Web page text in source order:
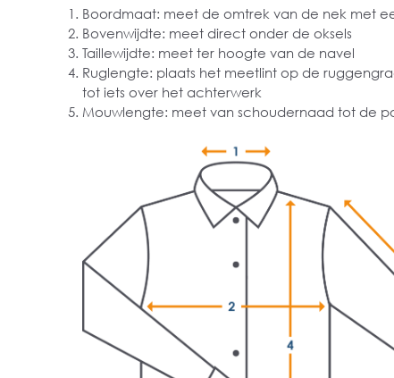
Boordmaat: meet de omtrek van de nek met
Bovenwijdte: meet direct onder de oksels
Taillewijdte: meet ter hoogte van de navel
Ruglengte: plaats het meetlint op de
tot iets over het achterwerk
Mouwlengte: meet van schoudernaad tot de